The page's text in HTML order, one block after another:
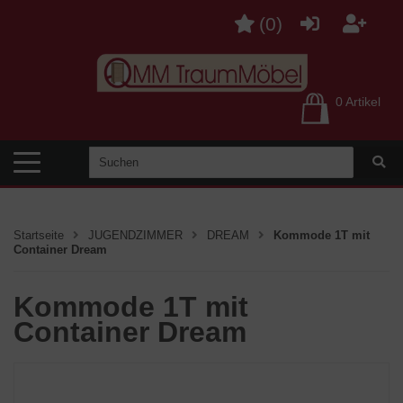
(0)
0 Artikel
Startseite JUGENDZIMMER DREAM
Kommode 1T mit
Container Dream
Kommode 1T mit
Container Dream